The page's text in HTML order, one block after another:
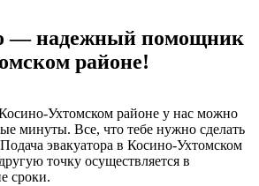
— надежный помощник
районе!
Косино-Ухтомском районе у нас можно
минуты. Все, что тебе нужно сделать
эвакуатора в Косино-Ухтомском
точку осуществляется в
сроки.